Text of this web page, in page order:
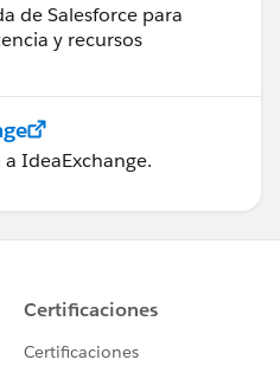
de Salesforce para
y recursos
a IdeaExchange.